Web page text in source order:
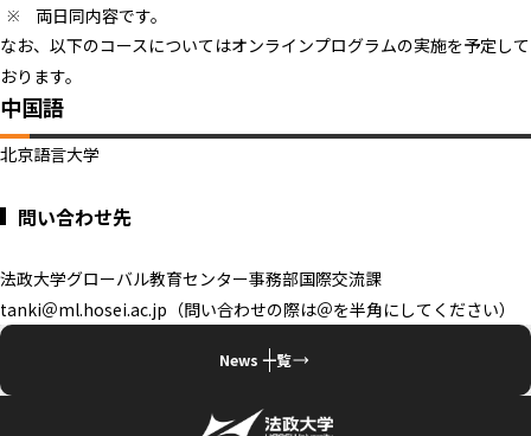
両日同内容です。
なお、以下のコースについてはオンラインプログラムの実施を予定して
おります。
中国語
北京語言大学
問い合わせ先
法政大学グローバル教育センター事務部国際交流課
tanki＠ml.hosei.ac.jp（問い合わせの際は＠を半角にしてください）
News 一覧